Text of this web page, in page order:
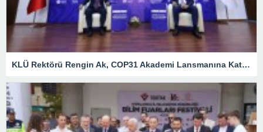
KLÜ Rektörü Rengin Ak, COP31 Akademi Lansmanına Katıldı